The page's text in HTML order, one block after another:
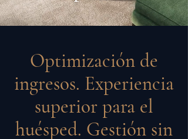
Optimización de
ingresos. Experiencia
superior para el
huésped. Gestión sin